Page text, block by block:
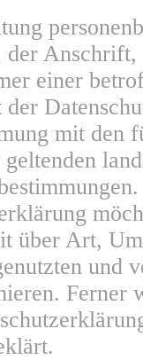
der
einer
mit den
über Art,
und
Ferner